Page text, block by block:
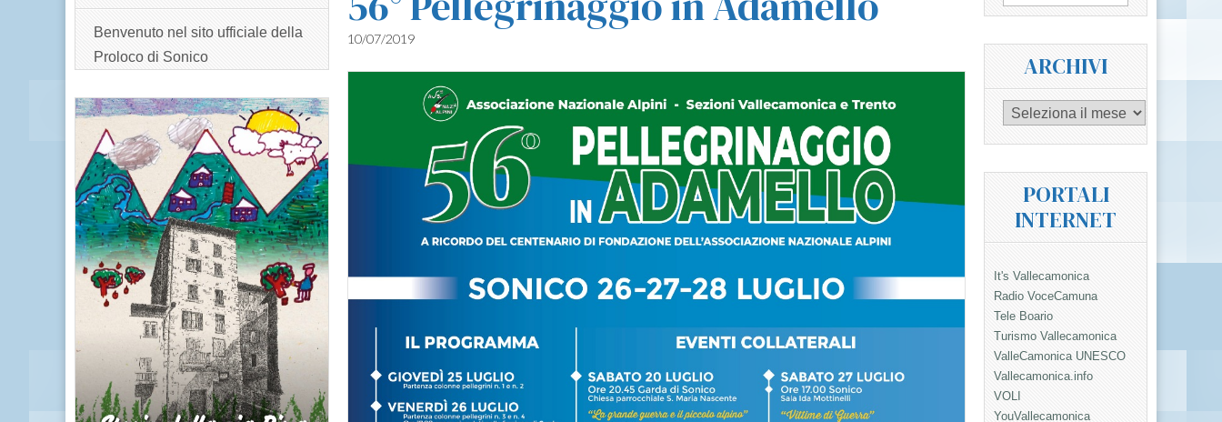
10/07/2019
Benvenuto nel sito ufficiale della
Proloco di Sonico
per:
ARCHIVI
Archivi
PORTALI
INTERNET
It's Vallecamonica
Radio VoceCamuna
Tele Boario
Turismo Vallecamonica
ValleCamonica UNESCO
Vallecamonica.info
VOLI
YouVallecamonica